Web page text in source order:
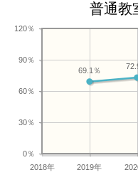
普通教
2018年 2019年
0％
30％
60％
90％
120％
69.1％